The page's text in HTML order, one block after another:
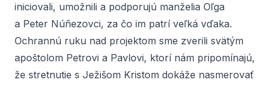
iniciovali, umožnili a podporujú manželia Oľga
a Peter Núñezovci, za čo im patrí veľká vďaka.
Ochrannú ruku nad projektom sme zverili svätým
apoštolom Petrovi a Pavlovi, ktorí nám pripomínajú,
že stretnutie s Ježišom Kristom dokáže nasmerovať